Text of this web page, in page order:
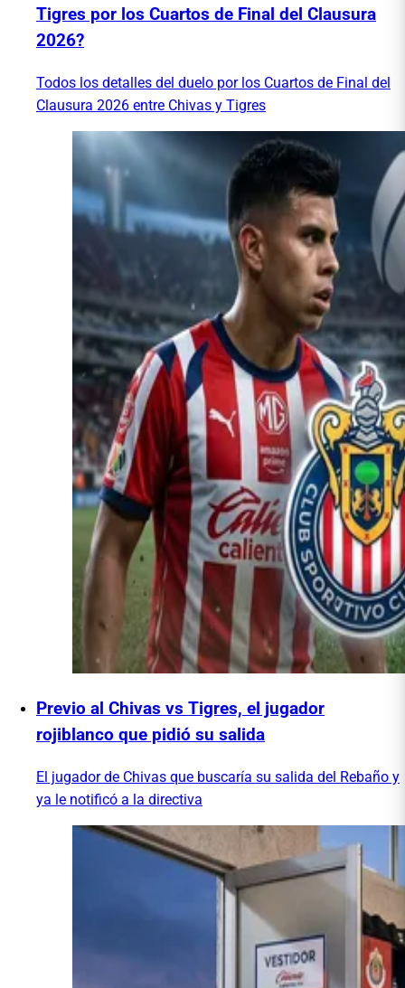
Tigres por los Cuartos de Final del Clausura
2026?
Todos los detalles del duelo por los Cuartos de Final del
Clausura 2026 entre Chivas y Tigres
Previo al Chivas vs Tigres, el jugador
rojiblanco que pidió su salida
El jugador de Chivas que buscaría su salida del Rebaño y
ya le notificó a la directiva